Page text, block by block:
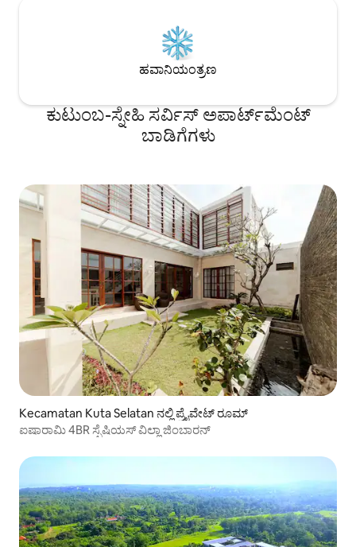
ಹವಾನಿಯಂತ್ರಣ
ಕುಟುಂಬ-ಸ್ನೇಹಿ ಸರ್ವಿಸ್ ಅಪಾರ್ಟ್‌ಮೆಂಟ್
ಬಾಡಿಗೆಗಳು
Kecamatan Kuta Selatan ನಲ್ಲಿ ಪ್ರೈವೇಟ್ ರೂಮ್
ಐಷಾರಾಮಿ 4BR ಸ್ಪೆಷಿಯಸ್ ವಿಲ್ಲಾ ಜಿಂಬಾರನ್